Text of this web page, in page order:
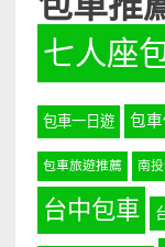
七人座
包車一日遊 包
包車旅遊推薦 南
台中包車